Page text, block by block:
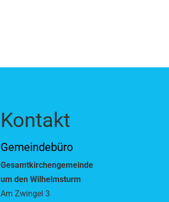
Kontakt
Gemeindebüro
Gesamtkirchengemeinde
um den Wilhelmsturm
Am Zwingel 3